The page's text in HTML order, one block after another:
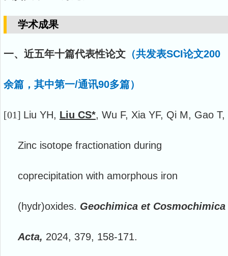
学术成果
一、近五年十篇代表性论文 （共发表SCI论文200
余篇，其中第一/通讯90多篇）
[01] Liu YH, Liu CS*, Wu F, Xia YF, Qi M, Gao T,
Zinc isotope fractionation during
coprecipitation with amorphous iron
(hydr)oxides. Geochimica et Cosmochimica
Acta, 2024, 379, 158-171.